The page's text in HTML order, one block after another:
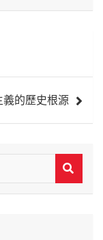
的歷史根源